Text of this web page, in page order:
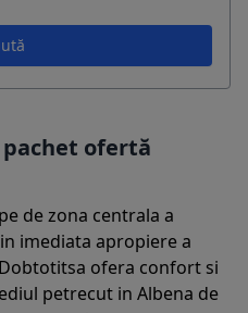
ofertă
de zona centrala a
imediata apropiere a
ofera confort si
petrecut in Albena de